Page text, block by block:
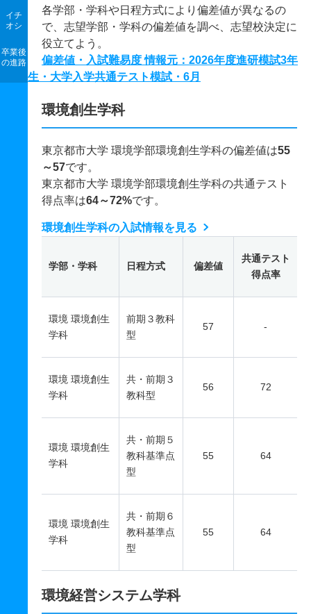
イチ
オシ
卒業後
の進路
各学部・学科や日程方式により偏差値が異なるの
で、志望学部・学科の偏差値を調べ、志望校決定に
役立てよう。
偏差値・入試難易度 情報元：2026年度進研模試3年
生・大学入学共通テスト模試・6月
環境創生学科
東京都市大学 環境学部環境創生学科の偏差値は55
～57です。
東京都市大学 環境学部環境創生学科の共通テスト
得点率は64～72%です。
環境創生学科の入試情報を見る
学部・学科 日程方式 偏差値
共通テスト
得点率
環境 環境創生
学科
前期３教科
型
57 -
環境 環境創生
学科
共・前期３
教科型
56 72
環境 環境創生
学科
共・前期５
教科基準点
型
55 64
環境 環境創生
学科
共・前期６
教科基準点
型
55 64
環境経営システム学科